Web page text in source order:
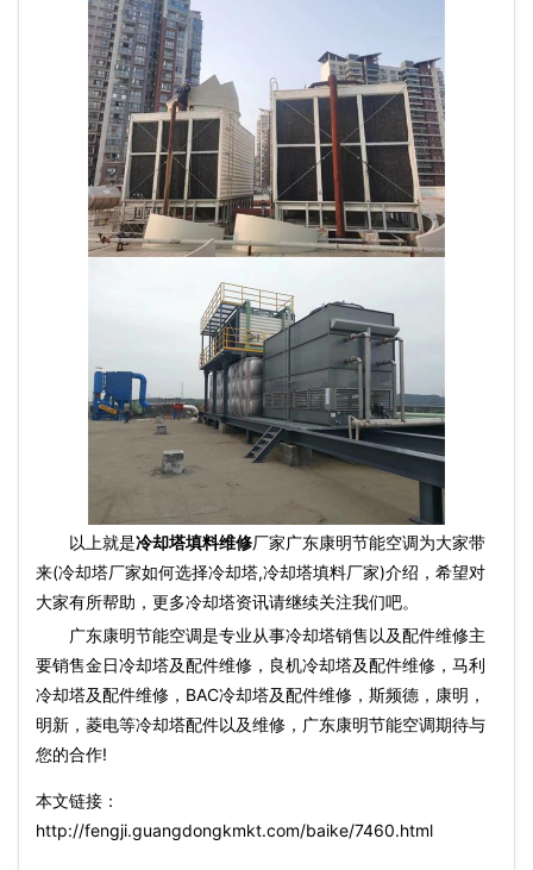
以上就是冷却塔填料维修厂家广东康明节能空调为大家带
来(冷却塔厂家如何选择冷却塔,冷却塔填料厂家)介绍，希望对
大家有所帮助，更多冷却塔资讯请继续关注我们吧。
广东康明节能空调是专业从事冷却塔销售以及配件维修主
要销售金日冷却塔及配件维修，良机冷却塔及配件维修，马利
冷却塔及配件维修，BAC冷却塔及配件维修，斯频德，康明，
明新，菱电等冷却塔配件以及维修，广东康明节能空调期待与
您的合作!
本文链接：
http://fengji.guangdongkmkt.com/baike/7460.html